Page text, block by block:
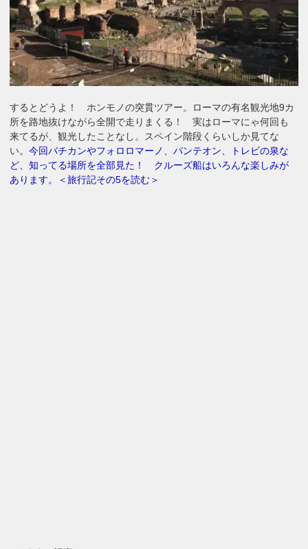
するとどうよ！ ホンモノの突貫ツアー。ローマの有名観光地9カ
所を路地抜けながら全開で走りまくる！ 実はローマにゃ何回も
来てるが、観光したことなし。スペイン階段くらいしか見てな
い。今回バチカンやフォロロマーノ、パンテオン、トレビの泉な
ど、知ってる場所を全部見た！ クルーズ船はいろんな楽しみが
あります。＜旅行記その5を読む＞